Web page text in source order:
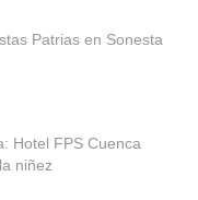
Patrias en Sonesta
Hotel FPS Cuenca
niñez